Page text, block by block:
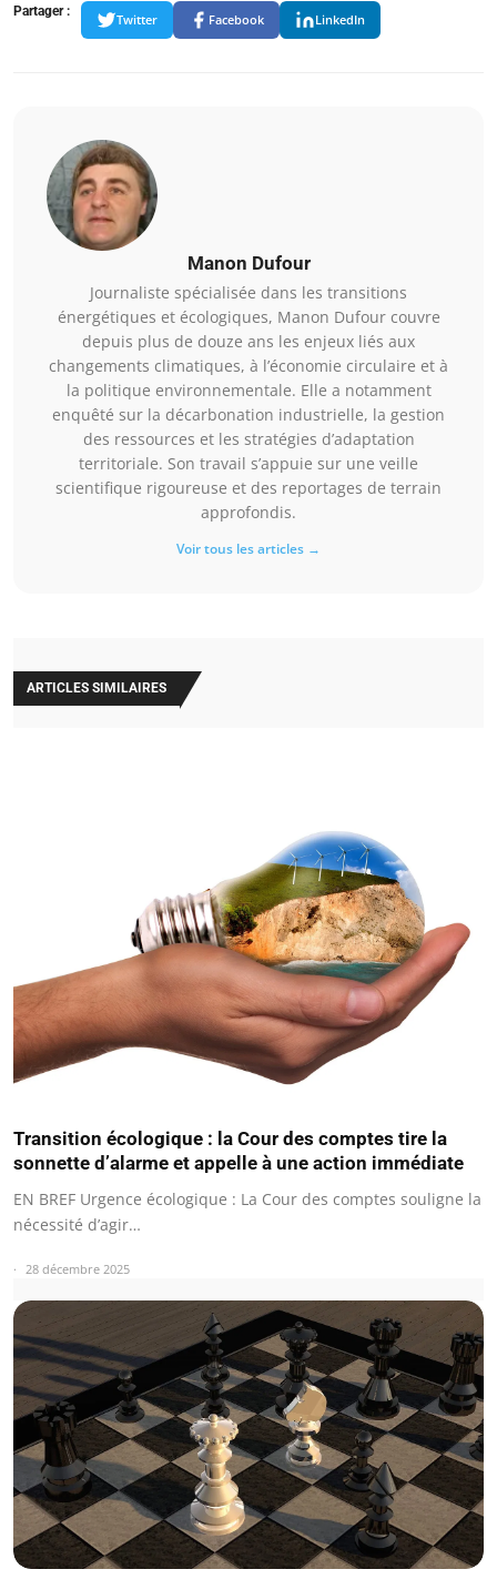
Partager :
Twitter Facebook LinkedIn
Manon Dufour
Journaliste spécialisée dans les transitions
énergétiques et écologiques, Manon Dufour couvre
depuis plus de douze ans les enjeux liés aux
changements climatiques, à l’économie circulaire et à
la politique environnementale. Elle a notamment
enquêté sur la décarbonation industrielle, la gestion
des ressources et les stratégies d’adaptation
territoriale. Son travail s’appuie sur une veille
scientifique rigoureuse et des reportages de terrain
approfondis.
Voir tous les articles →
ARTICLES SIMILAIRES
Transition écologique : la Cour des comptes tire la
sonnette d’alarme et appelle à une action immédiate
EN BREF Urgence écologique : La Cour des comptes souligne la
nécessité d’agir…
28 décembre 2025